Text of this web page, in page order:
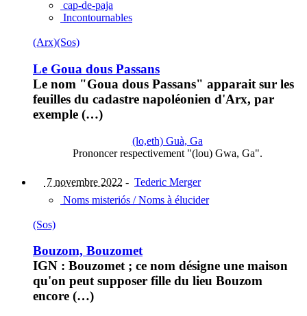
cap-de-paja
Incontournables
(Arx)(Sos)
Le Goua dous Passans
Le nom "Goua dous Passans" apparait sur les
feuilles du cadastre napoléonien d'Arx, par
exemple (…)
(lo,eth) Guà, Ga
Prononcer respectivement "(lou) Gwa, Ga".
7 novembre 2022 - Tederic Merger
Noms misteriós / Noms à élucider
(Sos)
Bouzom, Bouzomet
IGN : Bouzomet ; ce nom désigne une maison
qu'on peut supposer fille du lieu Bouzom
encore (…)